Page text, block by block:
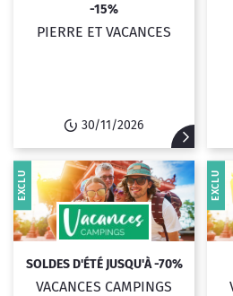
-15%
PIERRE ET VACANCES
30/11/2026
SOLDES D'ÉTÉ JUSQU'À -70%
VACANCES CAMPINGS
EXCLU EXCLU